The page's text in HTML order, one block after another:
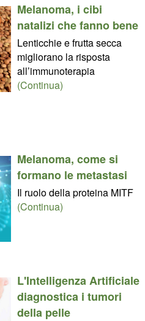
Melanoma, i cibi
natalizi che fanno bene
Lenticchie e frutta secca
migliorano la risposta
all’immunoterapia
(Continua)
Melanoma, come si
formano le metastasi
Il ruolo della proteina MITF
(Continua)
L'Intelligenza Artificiale
diagnostica i tumori
della pelle